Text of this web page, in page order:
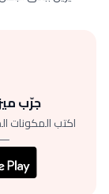
جرّب
اكتب المكونات